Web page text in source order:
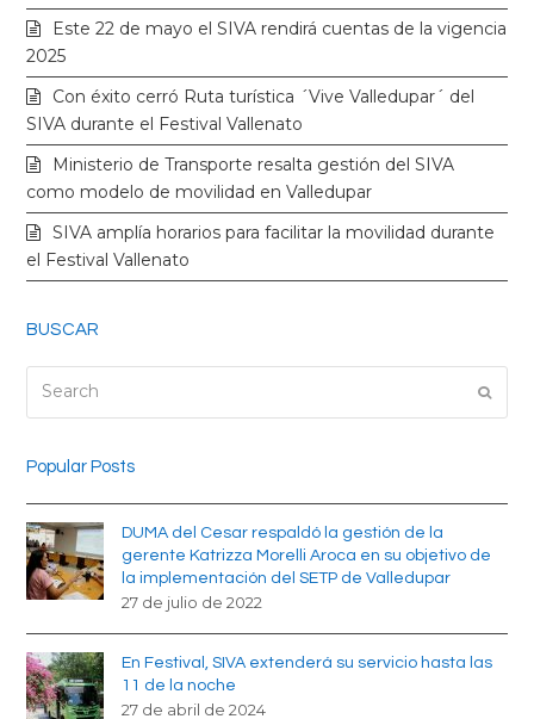
t
e
r
b
o
o
k
a
g
r
a
u
b
e
Este 22 de mayo el SIVA rendirá cuentas de la vigencia
2025
Con éxito cerró Ruta turística ´Vive Valledupar´ del
SIVA durante el Festival Vallenato
Ministerio de Transporte resalta gestión del SIVA
como modelo de movilidad en Valledupar
SIVA amplía horarios para facilitar la movilidad durante
el Festival Vallenato
BUSCAR
Popular Posts
DUMA del Cesar respaldó la gestión de la
gerente Katrizza Morelli Aroca en su objetivo de
la implementación del SETP de Valledupar
27 de julio de 2022
En Festival, SIVA extenderá su servicio hasta las
11 de la noche
27 de abril de 2024